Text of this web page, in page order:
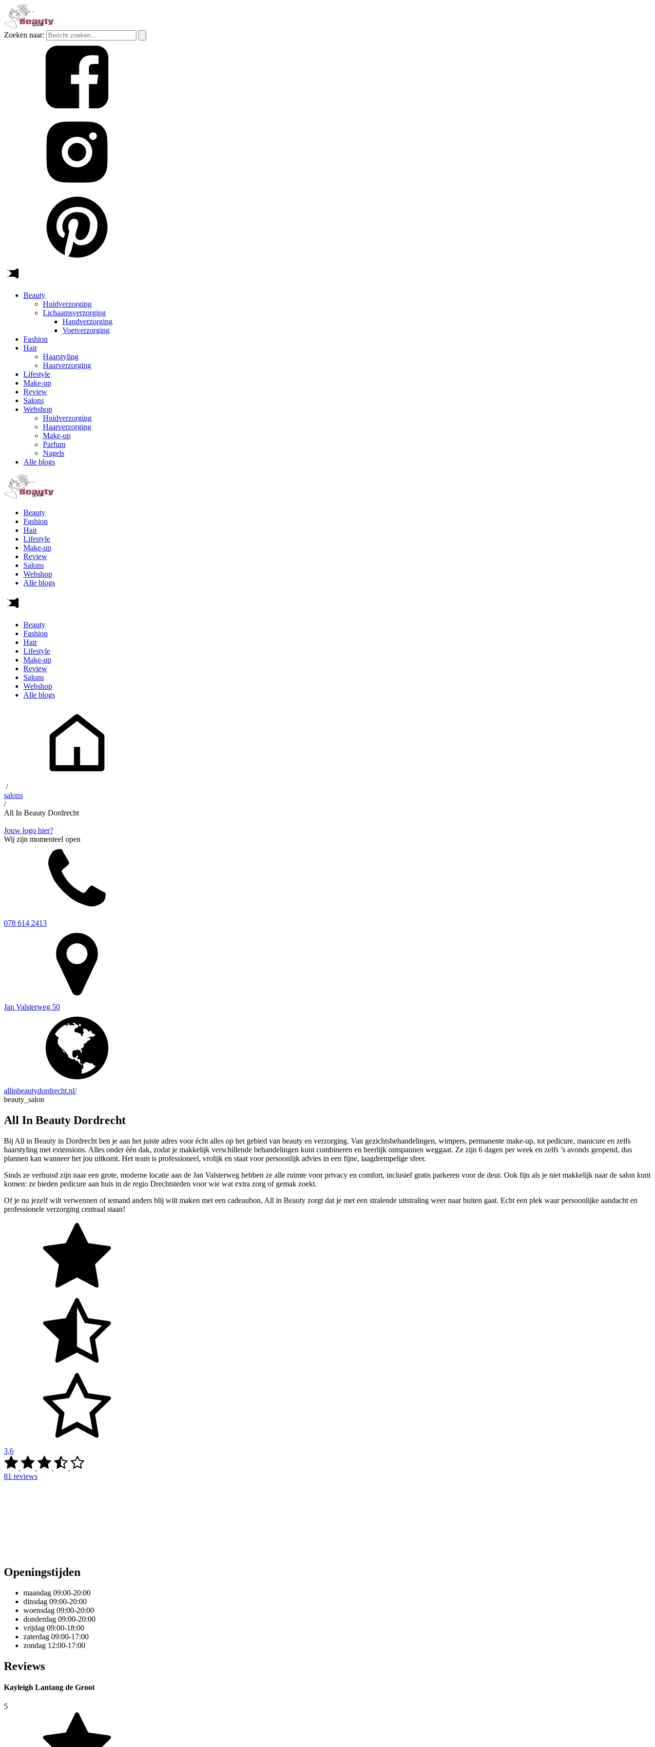
Zoeken naar:
Beauty
Huidverzorging
Lichaamsverzorging
Handverzorging
Voetverzorging
Fashion
Hair
Haarstyling
Haarverzorging
Lifestyle
Make-up
Review
Salons
Webshop
Huidverzorging
Haarverzorging
Make-up
Parfum
Nagels
Alle blogs
Beauty
Fashion
Hair
Lifestyle
Make-up
Review
Salons
Webshop
Alle blogs
Beauty
Fashion
Hair
Lifestyle
Make-up
Review
Salons
Webshop
Alle blogs
/
salons
/
All In Beauty Dordrecht
Jouw logo hier?
Wij zijn momenteel open
078 614 2413
Jan Valsterweg 50
allinbeautydordrecht.nl/
beauty_salon
All In Beauty Dordrecht
Bij All in Beauty in Dordrecht ben je aan het juiste adres voor écht alles op het gebied van beauty en verzorging. Van gezichtsbehandelingen, wimpers, permanente make-up, tot pedicure, manicure en zelfs
haarstyling met extensions. Alles onder één dak, zodat je makkelijk verschillende behandelingen kunt combineren en heerlijk ontspannen weggaat. Ze zijn 6 dagen per week en zelfs ’s avonds geopend, dus
plannen kan wanneer het jou uitkomt. Het team is professioneel, vrolijk en staat voor persoonlijk advies in een fijne, laagdrempelige sfeer.
Sinds ze verhuisd zijn naar een grote, moderne locatie aan de Jan Valsterweg hebben ze alle ruimte voor privacy en comfort, inclusief gratis parkeren voor de deur. Ook fijn als je niet makkelijk naar de salon kunt
komen: ze bieden pedicure aan huis in de regio Drechtsteden voor wie wat extra zorg of gemak zoekt.
Of je nu jezelf wilt verwennen of iemand anders blij wilt maken met een cadeaubon, All in Beauty zorgt dat je met een stralende uitstraling weer naar buiten gaat. Echt een plek waar persoonlijke aandacht en
professionele verzorging centraal staan!
3,6
81 reviews
Openingstijden
maandag 09:00-20:00
dinsdag 09:00-20:00
woensdag 09:00-20:00
donderdag 09:00-20:00
vrijdag 09:00-18:00
zaterdag 09:00-17:00
zondag 12:00-17:00
Reviews
Kayleigh Lantang de Groot
5